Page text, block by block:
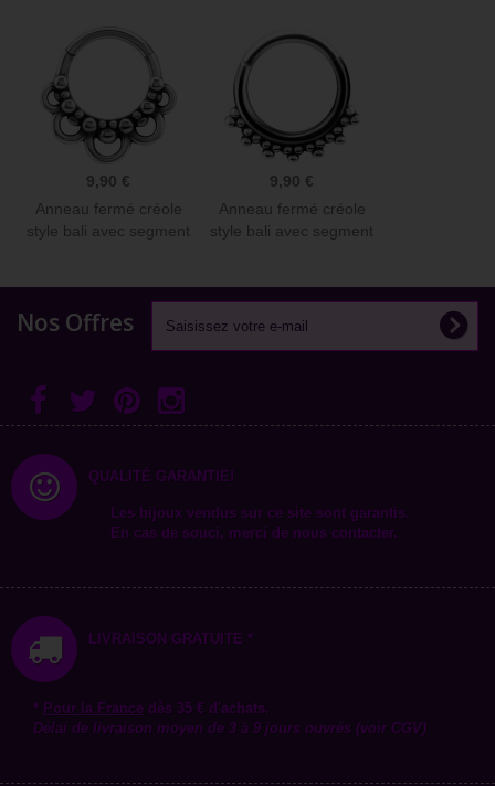
9,90 €
Anneau fermé créole
style bali avec segment
9,90 €
Anneau fermé créole
style bali avec segment
Nos Offres
QUALITÉ GARANTIE!
Les bijoux vendus sur ce site sont garantis.
En cas de souci, merci de nous contacter.
LIVRAISON GRATUITE *
* Pour la France dès 35 € d'achats.
Délai de livraison moyen de 3 à 9 jours ouvrés (voir CGV)